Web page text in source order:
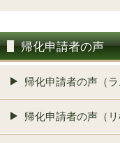
帰化申請者の声
帰化申請者の声（ラ
帰化申請者の声（リ